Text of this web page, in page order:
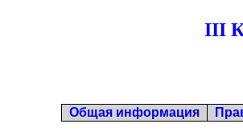
III
Общая информация